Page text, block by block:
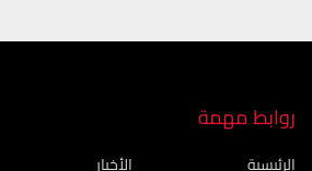
روابط مهمة
الرئيسية
الأخبار